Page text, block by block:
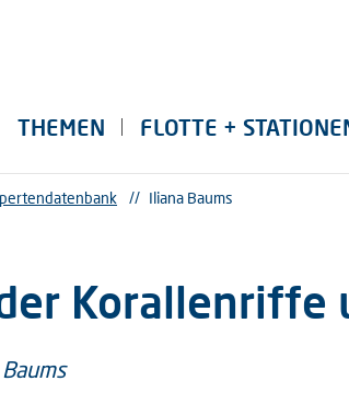
THEMEN FLOTTE +
// Iliana Baums
Korallenriffe